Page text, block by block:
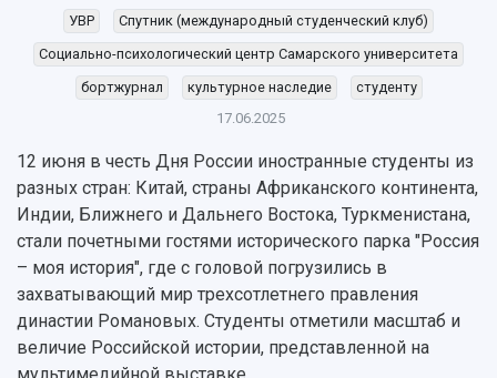
Ключевые факты
Рейтинги
Наблюдательный совет
Попечительский совет
Ученый совет
Ректорат
Кадровый резерв
Персоналии
Сотрудники и преподаватели
Главные новости
Бортжурнал
Объявления
СМИ об университете
Пресс-центр
Газета "Полет"
Газета "Самарский университет"
Мы в соцсетях
Мультимедиа
Почему я выбираю Самарский университет?
Абитуриенту
Бакалавриат и специалитет
Формы обучения
Учебные планы
Дополнительное образование
Институты и факультеты
Образовательные программы
Профессорско-преподавательский состав
Основные научные направления
Научные школы и ведущие научные коллективы
Диссертационные советы
Подготовка научных кадров
работников
Научно-технический совет
Научные проекты и темы
Аспирантура и докторантура
Справочные материалы
УВР
Спутник (международный студенческий клуб)
Социально-психологический центр Самарского университета
бортжурнал
культурное наследие
студенту
17.06.2025
12 июня в честь Дня России иностранные студенты из
разных стран: Китай, страны Африканского континента,
Индии, Ближнего и Дальнего Востока, Туркменистана,
стали почетными гостями исторического парка "Россия
– моя история", где с головой погрузились в
захватывающий мир трехсотлетнего правления
династии Романовых. Студенты отметили масштаб и
величие Российской истории, представленной на